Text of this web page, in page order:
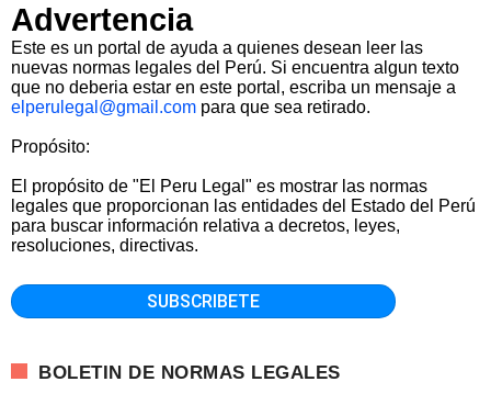
Advertencia
Este es un portal de ayuda a quienes desean leer las
nuevas normas legales del Perú. Si encuentra algun texto
que no deberia estar en este portal, escriba un mensaje a
elperulegal@gmail.com para que sea retirado.
Propósito:
El propósito de "El Peru Legal" es mostrar las normas
legales que proporcionan las entidades del Estado del Perú
para buscar información relativa a decretos, leyes,
resoluciones, directivas.
BOLETIN DE NORMAS LEGALES